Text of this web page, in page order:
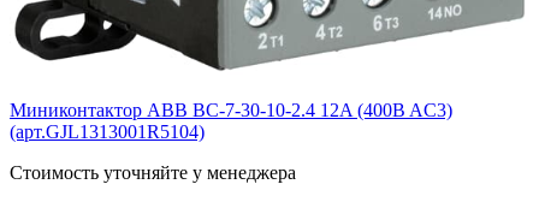
Миниконтактор ABB BС-7-30-10-2.4 12A (400B AC3)
(арт.GJL1313001R5104)
Cтоимость уточняйте у менеджера